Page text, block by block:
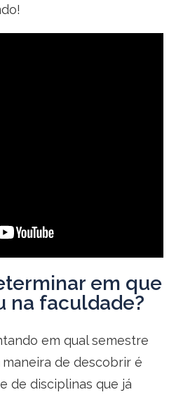
em que
na faculdade?
em qual semestre
de descobrir é
de disciplinas que já